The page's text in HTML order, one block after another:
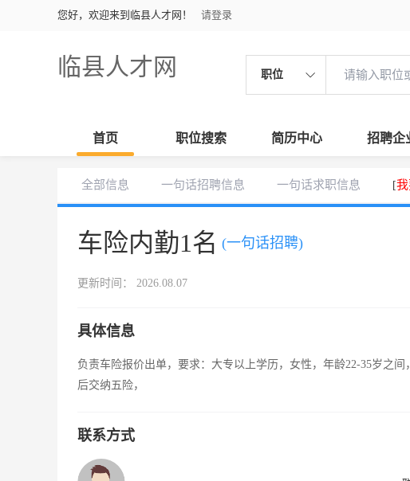
您好，欢迎来到临县人才网！ 请登录
临县人才网 职位
首页 职位搜索 简历中心 招聘企
全部信息 一句话招聘信息 一句话求职信息 [
车险内勤1名 (一句话招聘)
更新时间： 2026.08.07
具体信息
负责车险报价出单，要求：大专以上学历，女性，年龄22-35岁之
后交纳五险，
联系方式